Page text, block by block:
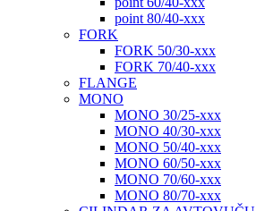
point 80/40-xxx
FORK
FORK 50/30-xxx
FORK 70/40-xxx
FLANGE
MONO
MONO 30/25-xxx
MONO 40/30-xxx
MONO 50/40-xxx
MONO 60/50-xxx
MONO 70/60-xxx
MONO 80/70-xxx